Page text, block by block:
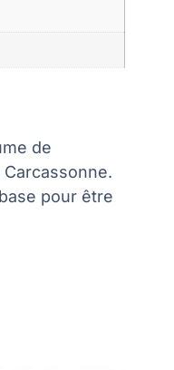
de
pour être